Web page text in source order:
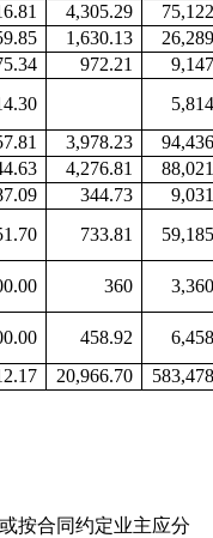
4,305.29
1,630.13
972.21
3,978.23
4,276.81
344.73
733.81
360
458.92
20,966.70
按合同约定业主应分